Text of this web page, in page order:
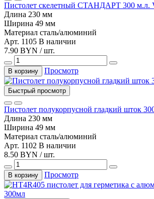
Пистолет скелетный СТАНДАРТ 300 м.л.
Длина 230 мм
Ширина 49 мм
Материал сталь/алюминий
Арт. 1105 В наличии
7.90 BYN / шт.
В корзину Просмотр
Быстрый просмотр
Пистолет полукорпусной гладкий шток
Длина 230 мм
Ширина 49 мм
Материал сталь/алюминий
Арт. 1102 В наличии
8.50 BYN / шт.
В корзину Просмотр